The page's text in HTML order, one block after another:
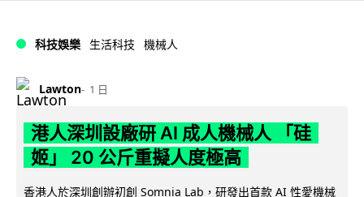
科技娛樂 生活科技 機械人
Lawton 1 日
港人深圳設廠研 AI 成人機械人 「硅
姬」 20 公斤重擬人度極高
香港人於深圳創辦初創 Somnia Lab，研發出首款 AI 性愛機械